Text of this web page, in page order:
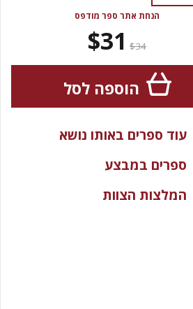
הנחת אתר ספר מודפס
$34
$31
הוספה לסל
עוד ספרים באותו נושא
ספרים במבצע
המלצות הצוות